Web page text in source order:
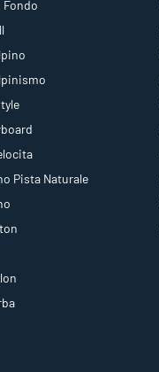
Fondo
Pista Naturale